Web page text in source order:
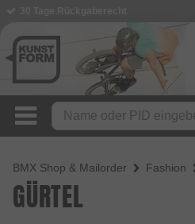
BMX Shop & Mailorder Fashion
GÜRTEL